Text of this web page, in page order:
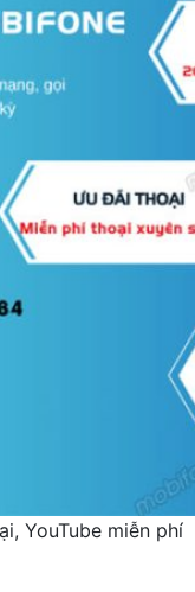
YouTube miễn phí